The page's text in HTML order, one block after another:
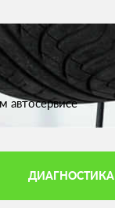
автосервисе
ДИАГНОСТИКА